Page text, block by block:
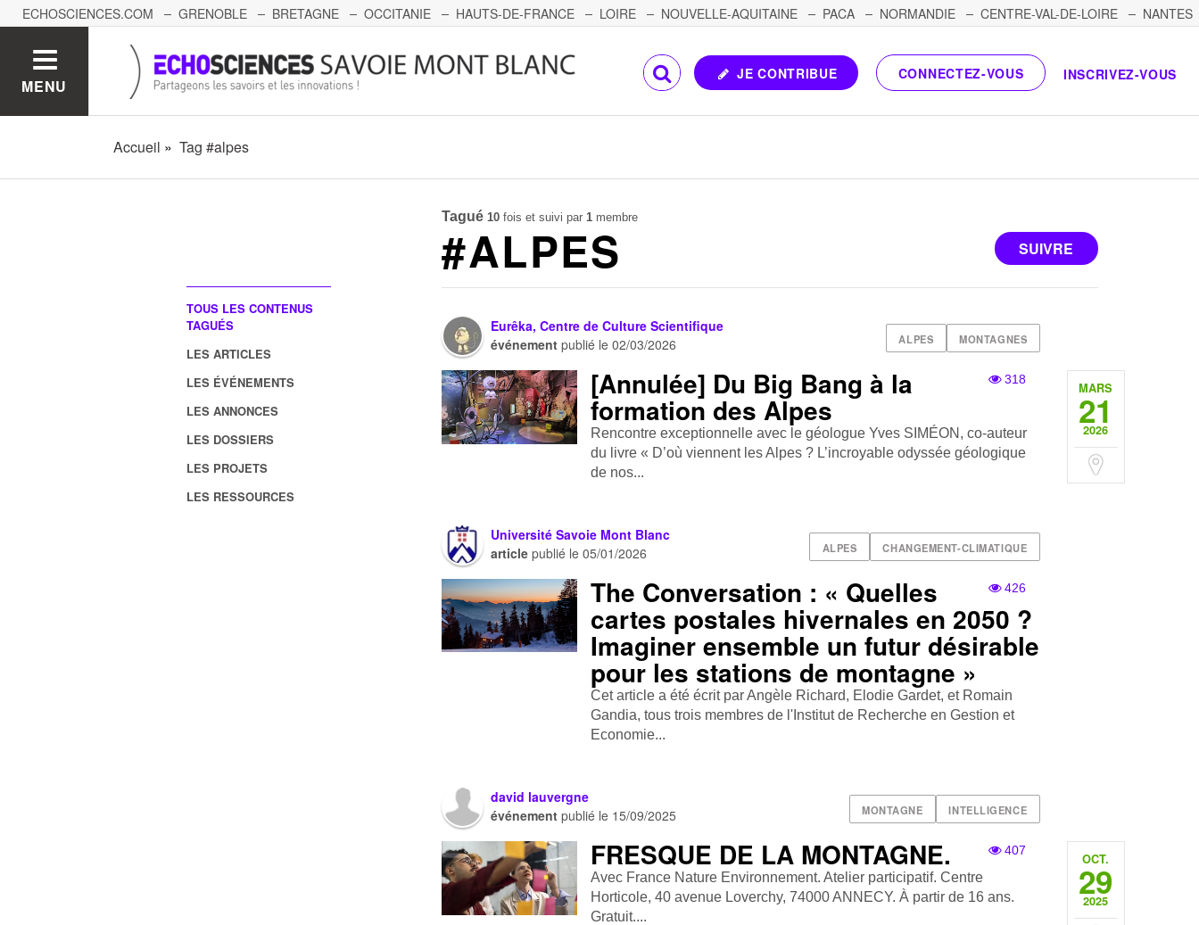
ECHOSCIENCES.COM GRENOBLE BRETAGNE OCCITANIE HAUTS-DE-FRANCE LOIRE NOUVELLE-AQUITAINE PACA NORMANDIE CENTRE-VAL-DE-LOIRE
NANTES
MENU
JE CONTRIBUE CONNECTEZ-VOUS INSCRIVEZ-VOUS
Accueil Tag #alpes
TOUS LES CONTENUS
TAGUÉS
LES ARTICLES
LES ÉVÉNEMENTS
LES ANNONCES
LES DOSSIERS
LES PROJETS
LES RESSOURCES
Tagué 10 fois et suivi par1 membre
SUIVRE
#ALPES
ALPES MONTAGNES
Eurêka, Centre de Culture Scientifique
événement publié le02/03/2026
MARS
21
2026
318
[Annulée] Du Big Bang à la
formation des Alpes
Rencontre exceptionnelle avec le géologue Yves SIMÉON, co-auteur
du livre « D’où viennent les Alpes ? L’incroyable odyssée géologique
de nos...
ALPES CHANGEMENT-CLIMATIQUE
Université Savoie Mont Blanc
article publié le05/01/2026
426
The Conversation : « Quelles
cartes postales hivernales en 2050 ?
Imaginer ensemble un futur désirable
pour les stations de montagne »
Cet article a été écrit par Angèle Richard, Elodie Gardet, et Romain
Gandia, tous trois membres de l'Institut de Recherche en Gestion et
Economie...
MONTAGNE INTELLIGENCE
david lauvergne
événement publié le 15/09/2025
OCT.
29
2025
407
FRESQUE DE LA MONTAGNE.
Avec France Nature Environnement. Atelier participatif. Centre
Horticole, 40 avenue Loverchy, 74000 ANNECY. À partir de 16 ans.
Gratuit....